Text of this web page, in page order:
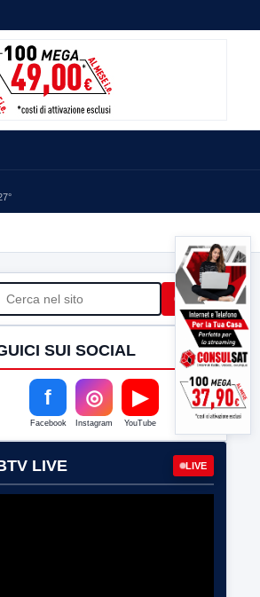
Cerca
SUI SOCIAL
f
Facebook
◎
Instagram
▶
YouTube
LIVE LIVE